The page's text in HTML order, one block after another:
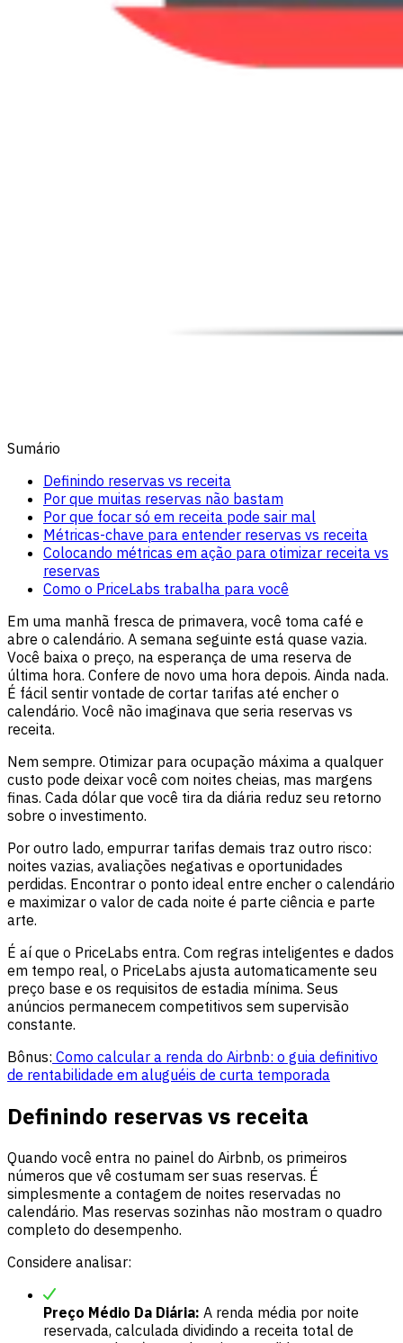
Sumário
Definindo reservas vs receita
Por que muitas reservas não bastam
Por que focar só em receita pode sair mal
Métricas-chave para entender reservas vs receita
Colocando métricas em ação para otimizar receita vs
reservas
Como o PriceLabs trabalha para você
Em uma manhã fresca de primavera, você toma café e
abre o calendário. A semana seguinte está quase vazia.
Você baixa o preço, na esperança de uma reserva de
última hora. Confere de novo uma hora depois. Ainda nada.
É fácil sentir vontade de cortar tarifas até encher o
calendário. Você não imaginava que seria reservas vs
receita.
Nem sempre. Otimizar para ocupação máxima a qualquer
custo pode deixar você com noites cheias, mas margens
finas. Cada dólar que você tira da diária reduz seu retorno
sobre o investimento.
Por outro lado, empurrar tarifas demais traz outro risco:
noites vazias, avaliações negativas e oportunidades
perdidas. Encontrar o ponto ideal entre encher o calendário
e maximizar o valor de cada noite é parte ciência e parte
arte.
É aí que o PriceLabs entra. Com regras inteligentes e dados
em tempo real, o PriceLabs ajusta automaticamente seu
preço base e os requisitos de estadia mínima. Seus
anúncios permanecem competitivos sem supervisão
constante.
Bônus: Como calcular a renda do Airbnb: o guia definitivo
de rentabilidade em aluguéis de curta temporada
Definindo reservas vs receita
Quando você entra no painel do Airbnb, os primeiros
números que vê costumam ser suas reservas. É
simplesmente a contagem de noites reservadas no
calendário. Mas reservas sozinhas não mostram o quadro
completo do desempenho.
Considere analisar:
Preço Médio Da Diária: A renda média por noite
reservada, calculada dividindo a receita total de